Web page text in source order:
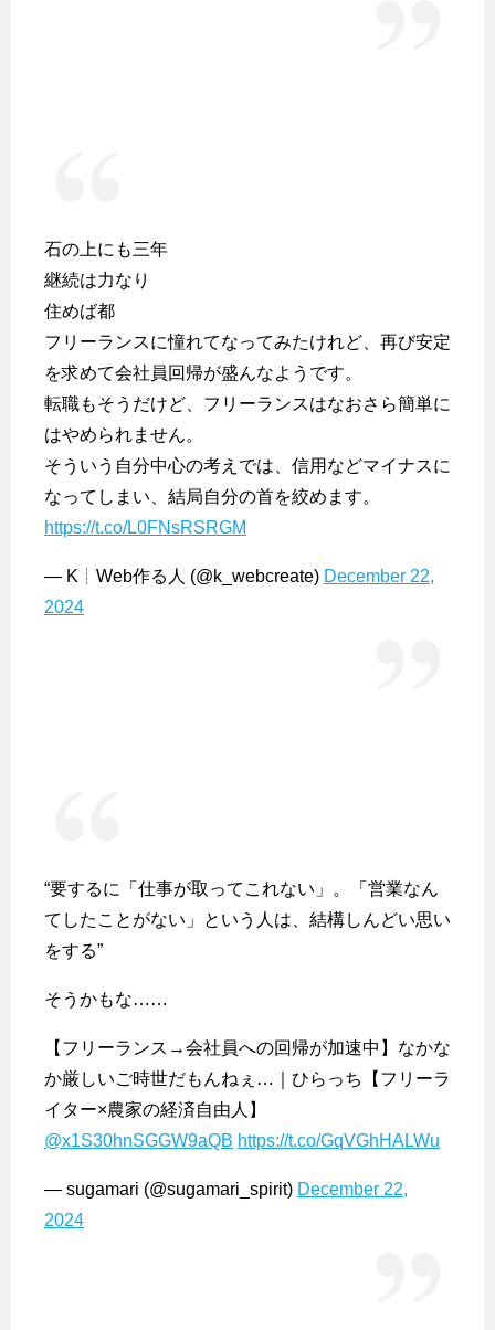
石の上にも三年
継続は力なり
住めば都
フリーランスに憧れてなってみたけれど、再び安定
を求めて会社員回帰が盛んなようです。
転職もそうだけど、フリーランスはなおさら簡単に
はやめられません。
そういう自分中心の考えでは、信用などマイナスに
なってしまい、結局自分の首を絞めます。
https://t.co/L0FNsRSRGM
— K┊︎Web作る人 (@k_webcreate) December 22,
2024
“要するに「仕事が取ってこれない」。「営業なん
てしたことがない」という人は、結構しんどい思い
をする”
そうかもな……
【フリーランス→会社員への回帰が加速中】なかな
か厳しいご時世だもんねぇ…｜ひらっち【フリーラ
イター×農家の経済自由人】
@x1S30hnSGGW9aQB https://t.co/GqVGhHALWu
— sugamari (@sugamari_spirit) December 22,
2024